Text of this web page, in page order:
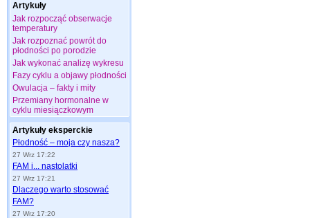
Artykuły
Jak rozpocząć obserwacje
temperatury
Jak rozpoznać powrót do
płodności po porodzie
Jak wykonać analizę wykresu
Fazy cyklu a objawy płodności
Owulacja – fakty i mity
Przemiany hormonalne w
cyklu miesiączkowym
Artykuły eksperckie
Płodność – moja czy nasza?
27 Wrz 17:22
FAM i... nastolatki
27 Wrz 17:21
Dlaczego warto stosować
FAM?
27 Wrz 17:20